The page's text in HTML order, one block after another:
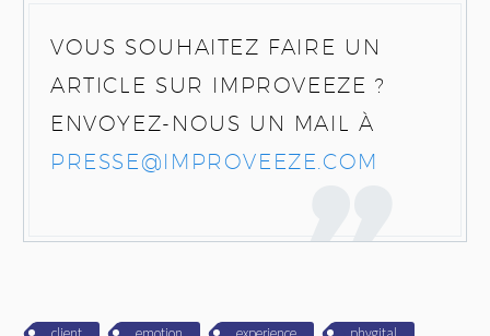
VOUS SOUHAITEZ FAIRE UN
ARTICLE SUR IMPROVEEZE ?
ENVOYEZ-NOUS UN MAIL À
PRESSE@IMPROVEEZE.COM